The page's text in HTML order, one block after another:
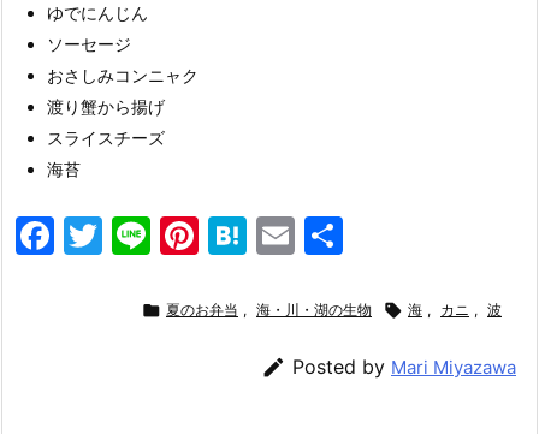
ゆでにんじん
ソーセージ
おさしみコンニャク
渡り蟹から揚げ
スライスチーズ
海苔
F
T
Li
e
Pi
er
H
e
a
E
ai
l
 夏のお弁当 , 海・川・湖の生物  海 , カニ , 波
 Posted by Mari Miyazawa